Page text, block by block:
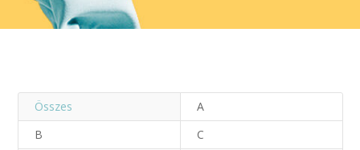
Összes
A
B
C